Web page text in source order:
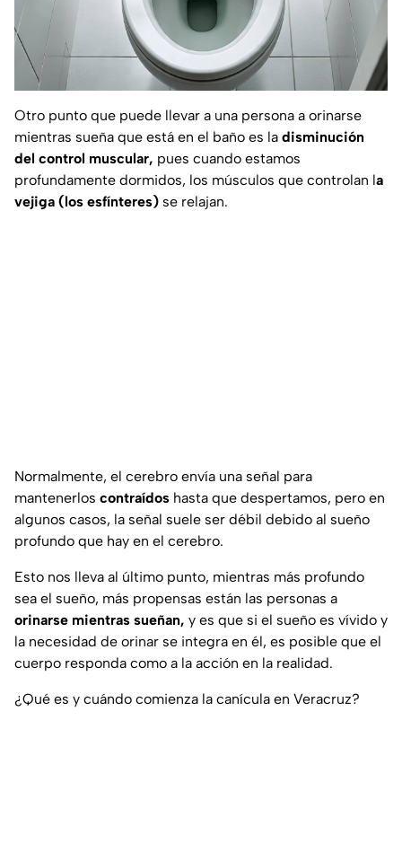
Otro punto que puede llevar a una persona a orinarse
mientras sueña que está en el baño es la disminución
del control muscular, pues cuando estamos
profundamente dormidos, los músculos que controlan la
vejiga (los esfínteres) se relajan.
Normalmente, el cerebro envía una señal para
mantenerlos contraídos hasta que despertamos, pero en
algunos casos, la señal suele ser débil debido al sueño
profundo que hay en el cerebro.
Esto nos lleva al último punto, mientras más profundo
sea el sueño, más propensas están las personas a
orinarse mientras sueñan, y es que si el sueño es vívido y
la necesidad de orinar se integra en él, es posible que el
cuerpo responda como a la acción en la realidad.
¿Qué es y cuándo comienza la canícula en Veracruz?